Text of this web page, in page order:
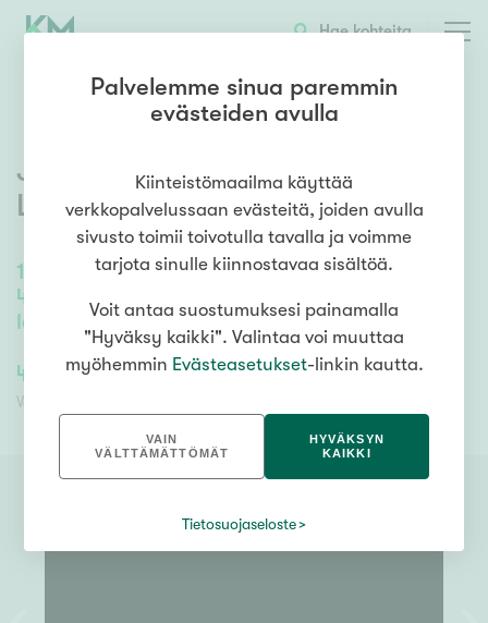
Hae kohteita
171 268,5 m²
4h, k, rt, khh, pukuh., kph, s, wc x2, vh,
lämmin autotalli
Jarmolankatu 5,Renkomäki
Lahti
439 000,00 €
Velaton hinta
439 000,00 €
Palvelemme sinua paremmin
evästeiden avulla
Kiinteistömaailma käyttää
verkkopalvelussaan evästeitä, joiden avulla
sivusto toimii toivotulla tavalla ja voimme
tarjota sinulle kiinnostavaa sisältöä.
Voit antaa suostumuksesi painamalla
"Hyväksy kaikki". Valintaa voi muuttaa
myöhemmin Evästeasetukset-linkin kautta.
VAIN
VÄLTTÄMÄTTÖMÄT
HYVÄKSYN
KAIKKI
Tietosuojaseloste